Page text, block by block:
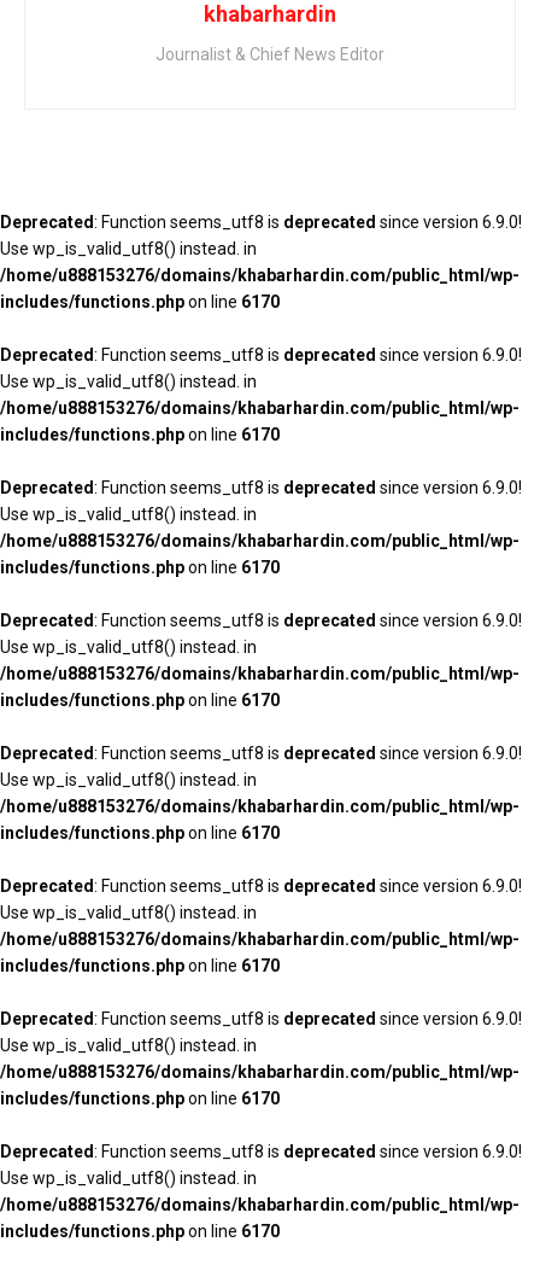
khabarhardin
Journalist & Chief News Editor
Deprecated: Function seems_utf8 is deprecated since version 6.9.0!
Use wp_is_valid_utf8() instead. in
/home/u888153276/domains/khabarhardin.com/public_html/wp-
includes/functions.phpon line 6170
Deprecated: Function seems_utf8 is deprecated since version 6.9.0!
Use wp_is_valid_utf8() instead. in
/home/u888153276/domains/khabarhardin.com/public_html/wp-
includes/functions.phpon line 6170
Deprecated: Function seems_utf8 is deprecated since version 6.9.0!
Use wp_is_valid_utf8() instead. in
/home/u888153276/domains/khabarhardin.com/public_html/wp-
includes/functions.phpon line 6170
Deprecated: Function seems_utf8 is deprecated since version 6.9.0!
Use wp_is_valid_utf8() instead. in
/home/u888153276/domains/khabarhardin.com/public_html/wp-
includes/functions.phpon line 6170
Deprecated: Function seems_utf8 is deprecated since version 6.9.0!
Use wp_is_valid_utf8() instead. in
/home/u888153276/domains/khabarhardin.com/public_html/wp-
includes/functions.phpon line 6170
Deprecated: Function seems_utf8 is deprecated since version 6.9.0!
Use wp_is_valid_utf8() instead. in
/home/u888153276/domains/khabarhardin.com/public_html/wp-
includes/functions.phpon line 6170
Deprecated: Function seems_utf8 is deprecated since version 6.9.0!
Use wp_is_valid_utf8() instead. in
/home/u888153276/domains/khabarhardin.com/public_html/wp-
includes/functions.phpon line 6170
Deprecated: Function seems_utf8 is deprecated since version 6.9.0!
Use wp_is_valid_utf8() instead. in
/home/u888153276/domains/khabarhardin.com/public_html/wp-
includes/functions.phpon line 6170